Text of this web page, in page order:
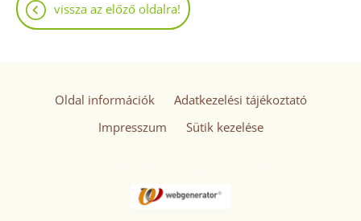
vissza az előző oldalra!
Oldal információk
Adatkezelési tájékoztató
Impresszum
Sütik kezelése